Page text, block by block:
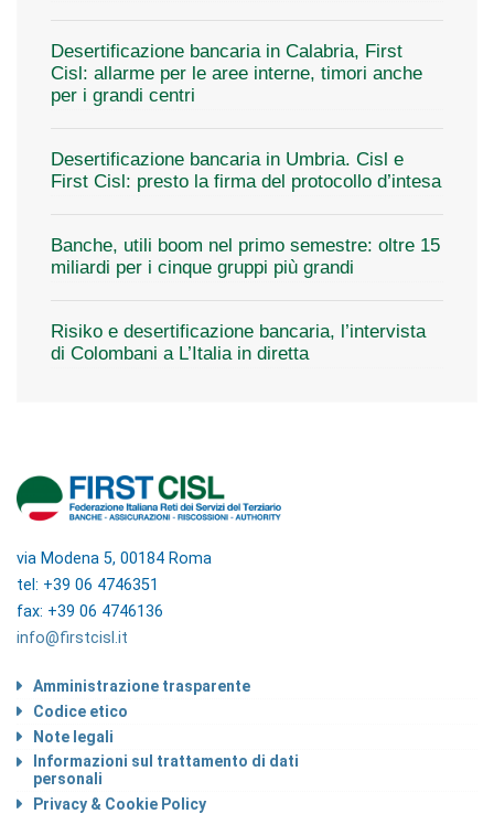
Desertificazione bancaria in Calabria, First
Cisl: allarme per le aree interne, timori anche
per i grandi centri
Desertificazione bancaria in Umbria. Cisl e
First Cisl: presto la firma del protocollo d’intesa
Banche, utili boom nel primo semestre: oltre 15
miliardi per i cinque gruppi più grandi
Risiko e desertificazione bancaria, l’intervista
di Colombani a L’Italia in diretta
via Modena 5, 00184 Roma
tel: +39 06 4746351
fax: +39 06 4746136
info@firstcisl.it
Amministrazione trasparente
Codice etico
Note legali
Informazioni sul trattamento di dati
personali
Privacy & Cookie Policy